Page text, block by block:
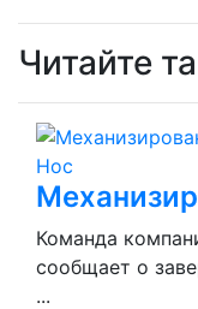
Читайте
Команда
сообщает о
...